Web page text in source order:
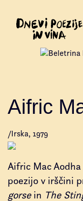
Aifric
/Irska, 1979
Aifric Mac
poezijo v irščini
gorsein The